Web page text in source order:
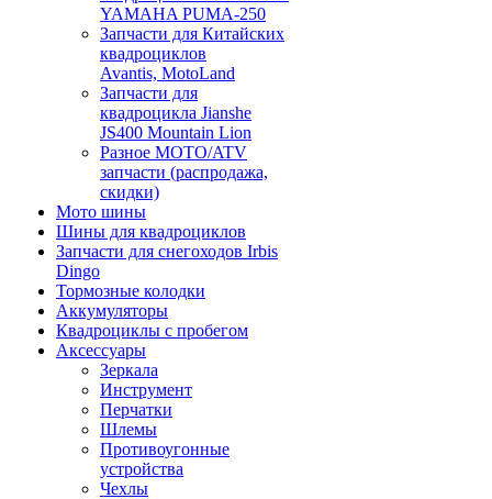
YAMAHA PUMA-250
Запчасти для Китайских
квадроциклов
Avantis, MotoLand
Запчасти для
квадроцикла Jianshe
JS400 Mountain Lion
Разное МОТО/ATV
запчасти (распродажа,
скидки)
Мото шины
Шины для квадроциклов
Запчасти для снегоходов Irbis
Dingo
Тормозные колодки
Аккумуляторы
Квадроциклы с пробегом
Аксессуары
Зеркала
Инструмент
Перчатки
Шлемы
Противоугонные
устройства
Чехлы